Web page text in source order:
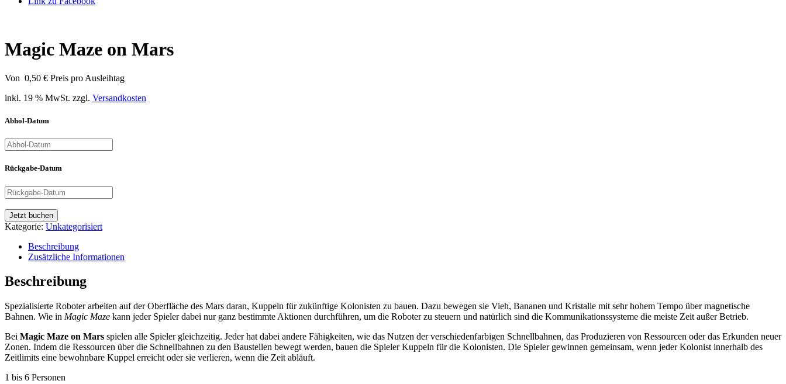
Magic Maze on Mars
Von 0,50 € Preis pro Ausleihtag
inkl. 19 % MwSt. zzgl. Versandkosten
Abhol-Datum
Rückgabe-Datum
Jetzt buchen
Kategorie: Unkategorisiert
Beschreibung
Zusätzliche Informationen
Beschreibung
Spezialisierte Roboter arbeiten auf der Oberfläche des Mars daran, Kuppeln für zukünftige Kolonisten zu bauen. Dazu bewegen sie Vieh, Bananen und Kristalle mit sehr hohem Tempo über magnetische
Bahnen. Wie in Magic Maze kann jeder Spieler dabei nur ganz bestimmte Aktionen durchführen, um die Roboter zu steuern und natürlich sind die Kommunikationssysteme die meiste Zeit außer Betrieb.
Bei Magic Maze on Mars spielen alle Spieler gleichzeitig. Jeder hat dabei andere Fähigkeiten, wie das Nutzen der verschiedenfarbigen Schnellbahnen, das Produzieren von Ressourcen oder das Erkunden neuer
Zonen. Indem die Ressourcen über die Schnellbahnen zu den Baustellen bewegt werden, bauen die Spieler Kuppeln für die Kolonisten. Die Spieler gewinnen gemeinsam, wenn jeder Kolonist innerhalb des
Zeitlimits eine bewohnbare Kuppel erreicht oder sie verlieren, wenn die Zeit abläuft.
1 bis 6 Personen